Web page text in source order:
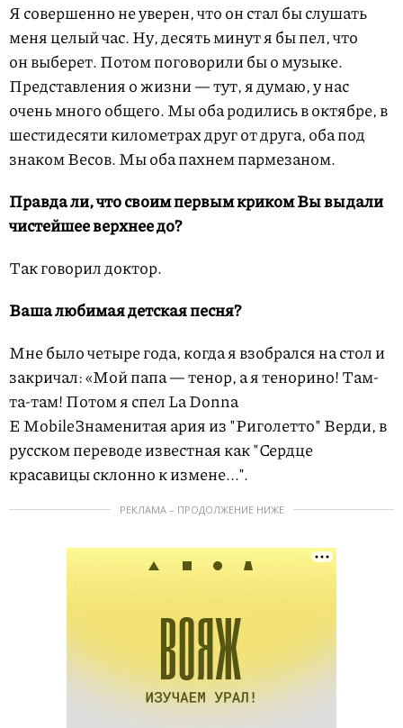
Я совершенно не уверен, что он стал бы слушать
меня целый час. Ну, десять минут я бы пел, что
он выберет. Потом поговорили бы о музыке.
Представления о жизни — тут, я думаю, у нас
очень много общего. Мы оба родились в октябре, в
шестидесяти километрах друг от друга, оба под
знаком Весов. Мы оба пахнем пармезаном.
Правда ли, что своим первым криком Вы выдали
чистейшее верхнее до?
Так говорил доктор.
Ваша любимая детская песня?
Мне было четыре года, когда я взобрался на стол и
закричал: «Мой папа — тенор, а я тенорино! Там-
та-там! Потом я спелLa Donna
E MobileЗнаменитая ария из "Риголетто" Верди, в
русском переводе известная как "Сердце
красавицы склонно к измене...".
РЕКЛАМА – ПРОДОЛЖЕНИЕ НИЖЕ